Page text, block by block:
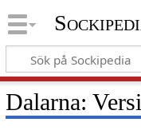
Dalarna: